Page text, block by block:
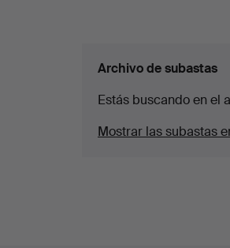
Archivo de subastas
Estás buscando en el
Mostrar las subastas